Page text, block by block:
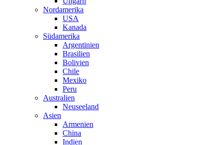
Nordamerika
USA
Kanada
Südamerika
Argentinien
Brasilien
Bolivien
Chile
Mexiko
Peru
Australien
Neuseeland
Asien
Armenien
China
Indien